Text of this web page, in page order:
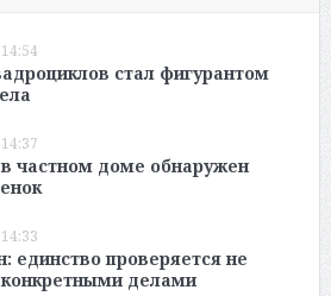
стал фигурантом
частном доме обнаружен
единство проверяется не
делами